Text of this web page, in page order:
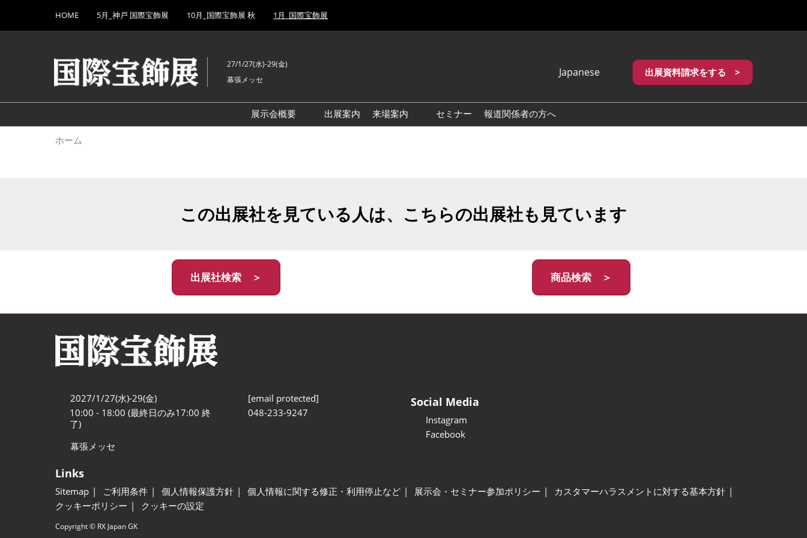
キ
し
て
to
HOME 5月_神戸 国際宝飾展 10月_国際宝飾展 秋 1月_国際宝飾展
27/1/27(水)-29(金)
幕張メッセ
Japanese
English
繁體中文
出展資料請求をする >
展示会概要
出展案内
来場案内
アクセス・来場ガイド
セミナー 報道関係者の方へ
ホーム
この出展社を見ている人は、こちらの出展社も見ています
出展社検索 ＞ 商品検索 ＞
2027/1/27(水)-29(金)
10:00 - 18:00 (最終日のみ17:00 終
了)
幕張メッセ
[email protected]
048-233-9247
Social Media
Instagram
Facebook
Links
Sitemap ご利用条件 個人情報保護方針 個人情報に関する修正・利用停止など 展示会・セミナー参加ポリシー
カスタマーハラスメントに対する基本方針
クッキーポリシー
クッキーの設定
Copyright © RX Japan GK